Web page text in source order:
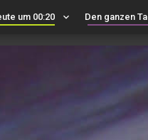
um 00:20 keyboard_arrow_down Den ganzen